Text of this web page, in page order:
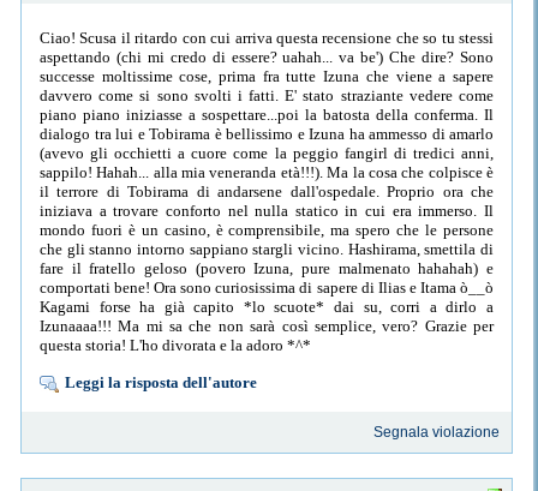
Ciao! Scusa il ritardo con cui arriva questa recensione che so tu stessi
aspettando (chi mi credo di essere? uahah... va be') Che dire? Sono
successe moltissime cose, prima fra tutte Izuna che viene a sapere
davvero come si sono svolti i fatti. E' stato straziante vedere come
piano piano iniziasse a sospettare...poi la batosta della conferma. Il
dialogo tra lui e Tobirama è bellissimo e Izuna ha ammesso di amarlo
(avevo gli occhietti a cuore come la peggio fangirl di tredici anni,
sappilo! Hahah... alla mia veneranda età!!!). Ma la cosa che colpisce è
il terrore di Tobirama di andarsene dall'ospedale. Proprio ora che
iniziava a trovare conforto nel nulla statico in cui era immerso. Il
mondo fuori è un casino, è comprensibile, ma spero che le persone
che gli stanno intorno sappiano stargli vicino. Hashirama, smettila di
fare il fratello geloso (povero Izuna, pure malmenato hahahah) e
comportati bene! Ora sono curiosissima di sapere di Ilias e Itama ò__ò
Kagami forse ha già capito *lo scuote* dai su, corri a dirlo a
Izunaaaa!!! Ma mi sa che non sarà così semplice, vero? Grazie per
questa storia! L'ho divorata e la adoro *^*
Leggi la risposta dell'autore
Segnala violazione